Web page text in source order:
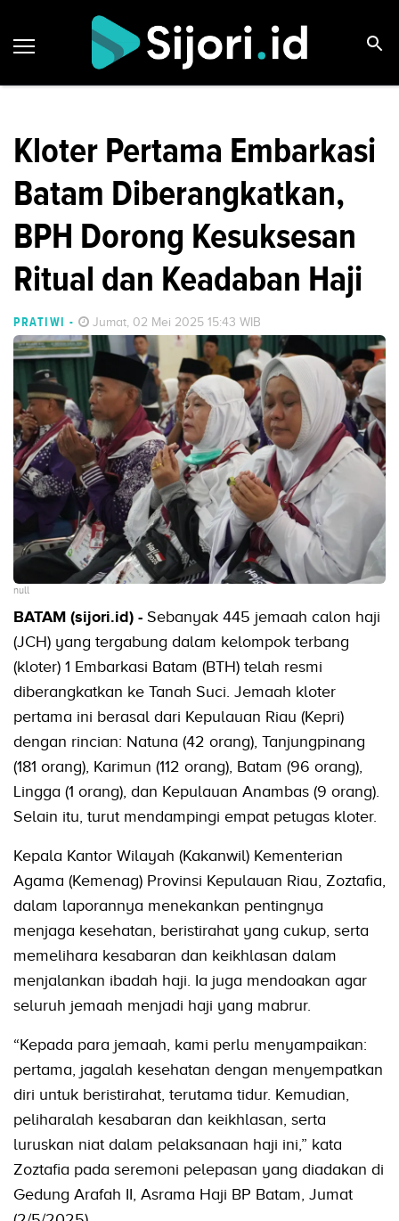
Kloter Pertama Embarkasi
Batam Diberangkatkan,
BPH Dorong Kesuksesan
Ritual dan Keadaban Haji
PRATIWI - Jumat, 02 Mei 2025 15:43 WIB
null
BATAM (sijori.id) - Sebanyak 445 jemaah calon haji
(JCH) yang tergabung dalam kelompok terbang
(kloter) 1 Embarkasi Batam (BTH) telah resmi
diberangkatkan ke Tanah Suci. Jemaah kloter
pertama ini berasal dari Kepulauan Riau (Kepri)
dengan rincian: Natuna (42 orang), Tanjungpinang
(181 orang), Karimun (112 orang), Batam (96 orang),
Lingga (1 orang), dan Kepulauan Anambas (9 orang).
Selain itu, turut mendampingi empat petugas kloter.
Kepala Kantor Wilayah (Kakanwil) Kementerian
Agama (Kemenag) Provinsi Kepulauan Riau, Zoztafia,
dalam laporannya menekankan pentingnya
menjaga kesehatan, beristirahat yang cukup, serta
memelihara kesabaran dan keikhlasan dalam
menjalankan ibadah haji. Ia juga mendoakan agar
seluruh jemaah menjadi haji yang mabrur.
“Kepada para jemaah, kami perlu menyampaikan:
pertama, jagalah kesehatan dengan menyempatkan
diri untuk beristirahat, terutama tidur. Kemudian,
peliharalah kesabaran dan keikhlasan, serta
luruskan niat dalam pelaksanaan haji ini,” kata
Zoztafia pada seremoni pelepasan yang diadakan di
Gedung Arafah II, Asrama Haji BP Batam, Jumat